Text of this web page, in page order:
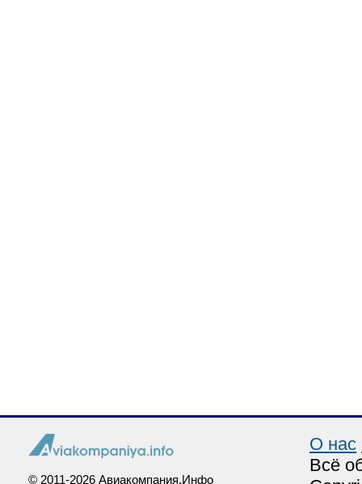
© 2011-2026 Авиакомпания.Инфо
О нас
Всё